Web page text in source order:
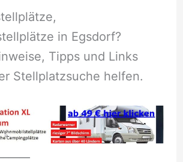
in Egsdorf?
Tipps und Links
Stellplatzsuche helfen.